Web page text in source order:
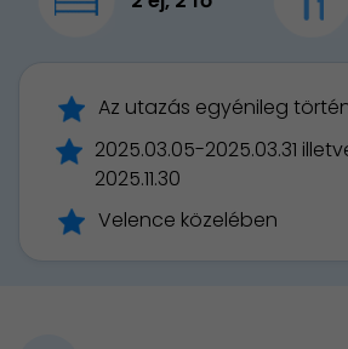
Az utazás egyénileg
2025.03.05-2025.03.31
2025.11.30
Velence közelében